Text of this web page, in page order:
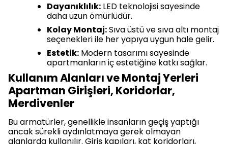
Dayanıklılık: LED teknolojisi sayesinde
daha uzun ömürlüdür.
Kolay Montaj:Sıva üstü ve sıva altı montaj
seçenekleri ile her yapıya uygun hale gelir.
Estetik: Modern tasarımı sayesinde
apartmanların iç estetiğine katkı sağlar.
Kullanım Alanları ve Montaj Yerleri
Apartman Girişleri, Koridorlar,
Merdivenler
Bu armatürler, genellikle insanların geçiş yaptığı
ancak sürekli aydınlatmaya gerek olmayan
alanlarda kullanılır. Giriş kapıları, kat koridorları,